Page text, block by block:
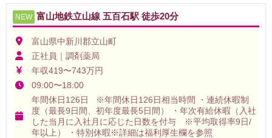
NEW 富山地鉄立山線 五百石駅 徒歩20分
富山県中新川郡立山町
正社員｜調剤薬局
年収419〜743万円
09:00〜18:00
年間休日126日 ※年間休日126日相当時間 ・連続休暇制
度（最長9日間、初年度最長5日間） ・年次有給休暇（入社
した当月に入社月に応じた日数を付与 ※平均取得率9日/
年以上） ・特別休暇※詳細は福利厚生欄を参照